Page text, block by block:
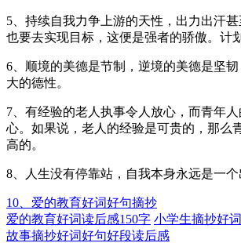
5、持续自我力争上游的天性，出力出汗甚
也要去实现目标，这便是强者的骄傲。计
6、顺境的美德是节制，逆境的美德是坚
大的德性。
7、有经验的老人执事令人放心，而青年人
心。如果说，老人的经验是可贵的，那么
高的。
8、人生没有停靠站，自我本身永远是一
10、爱的教育好词好句摘抄
爱的教育好词读后感150字 小学生摘抄好
故事摘抄好词好句好段读后感